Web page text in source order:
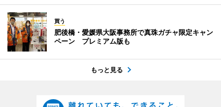
買う
肥後橋・愛媛県大阪事務所で真珠ガチャ限定キャン
ペーン プレミアム版も
もっと見る